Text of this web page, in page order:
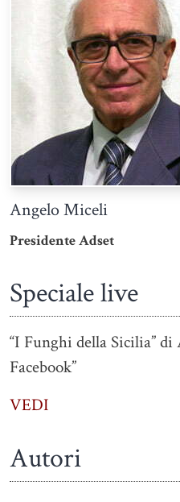
Angelo Miceli
Presidente Adset
Speciale live
“I Funghi della Sicilia”
Facebook”
VEDI
Autori